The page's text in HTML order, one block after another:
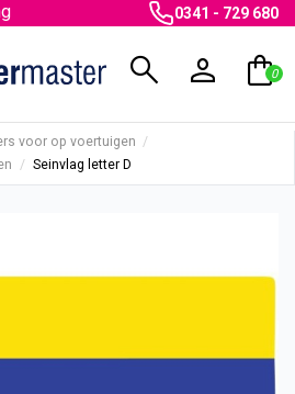
0341 - 729 680
search person shopping_bag
0
voor op voertuigen
Seinvlag letter D